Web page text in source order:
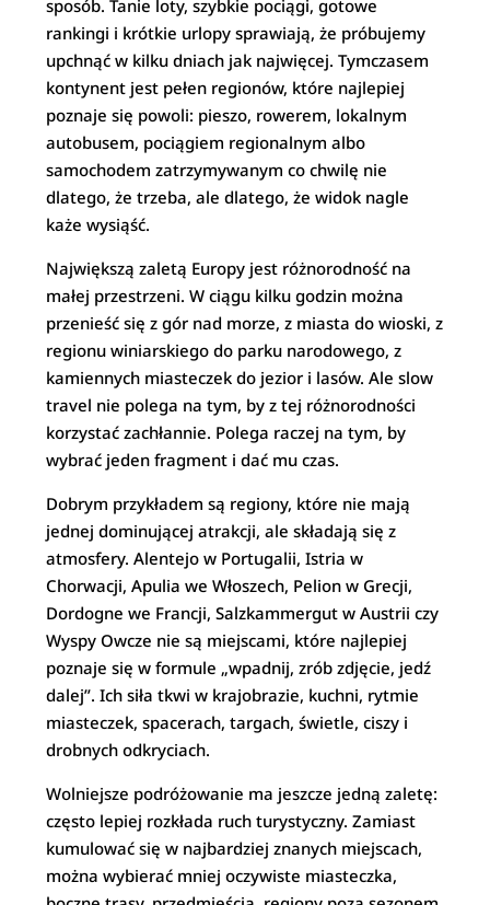
sposób. Tanie loty, szybkie pociągi, gotowe
rankingi i krótkie urlopy sprawiają, że próbujemy
upchnąć w kilku dniach jak najwięcej. Tymczasem
kontynent jest pełen regionów, które najlepiej
poznaje się powoli: pieszo, rowerem, lokalnym
autobusem, pociągiem regionalnym albo
samochodem zatrzymywanym co chwilę nie
dlatego, że trzeba, ale dlatego, że widok nagle
każe wysiąść.
Największą zaletą Europy jest różnorodność na
małej przestrzeni. W ciągu kilku godzin można
przenieść się z gór nad morze, z miasta do wioski, z
regionu winiarskiego do parku narodowego, z
kamiennych miasteczek do jezior i lasów. Ale slow
travel nie polega na tym, by z tej różnorodności
korzystać zachłannie. Polega raczej na tym, by
wybrać jeden fragment i dać mu czas.
Dobrym przykładem są regiony, które nie mają
jednej dominującej atrakcji, ale składają się z
atmosfery. Alentejo w Portugalii, Istria w
Chorwacji, Apulia we Włoszech, Pelion w Grecji,
Dordogne we Francji, Salzkammergut w Austrii czy
Wyspy Owcze nie są miejscami, które najlepiej
poznaje się w formule „wpadnij, zrób zdjęcie, jedź
dalej”. Ich siła tkwi w krajobrazie, kuchni, rytmie
miasteczek, spacerach, targach, świetle, ciszy i
drobnych odkryciach.
Wolniejsze podróżowanie ma jeszcze jedną zaletę:
często lepiej rozkłada ruch turystyczny. Zamiast
kumulować się w najbardziej znanych miejscach,
można wybierać mniej oczywiste miasteczka,